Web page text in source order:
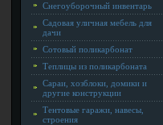
Снегоуборочный инвентарь
Садовая уличная мебель для
дачи
Сотовый поликарбонат
Теплицы из поликарбоната
Сараи, хозблоки, домики и
другие конструкции
Тентовые гаражи, навесы,
строения